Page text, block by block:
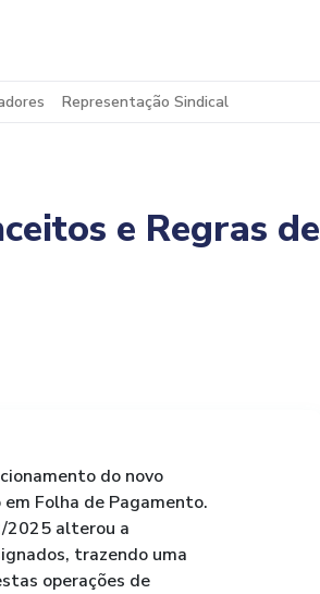
Representação Sindical
e Regras de
do novo
Folha de Pagamento.
2025 alterou a
trazendo uma
operações de